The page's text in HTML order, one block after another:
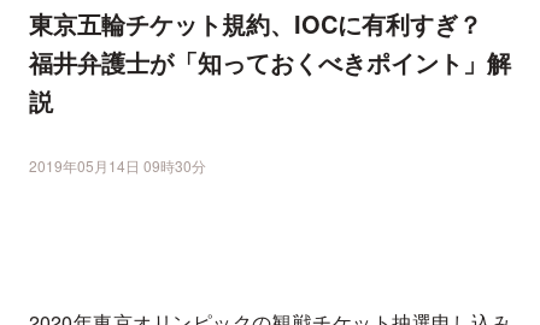
東京五輪チケット規約、IOCに有利すぎ？
福井弁護士が「知っておくべきポイント」解
説
2019年05月14日 09時30分